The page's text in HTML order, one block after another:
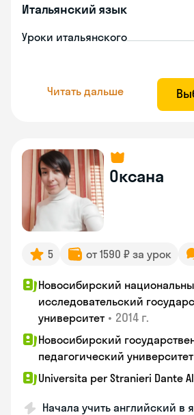
Итальянский язык
Уроки итальянского
Читать дальше
Оксана
5 от 1590 ₽ за урок
Новосибирский
исследовательский
университет • 2014 г.
Новосибирский
педагогический университет
Universita per Stranieri Dante
Начала учить английский в